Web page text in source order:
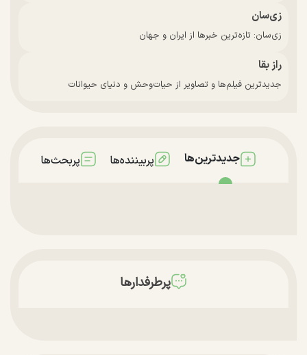
زی‌سان
زی‌سان: تازه‌ترین خبرها از ایران و جهان
راز بقا
جدیدترین فیلم‌ها و تصاویر از حیات‌وحش و دنیای حیوانات
جدیدترین‌ها پربیننده‌ها پربحث‌ها
پرطرفدارها